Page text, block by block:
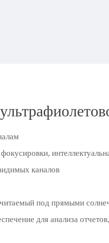
каналов
под прямыми
для анализа